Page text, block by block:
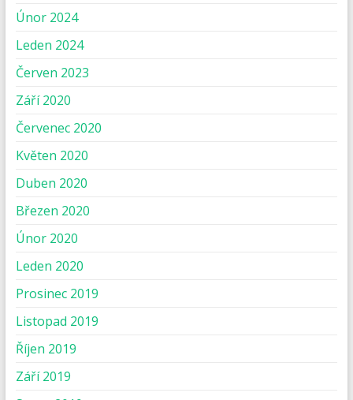
Únor 2024
Leden 2024
Červen 2023
Září 2020
Červenec 2020
Květen 2020
Duben 2020
Březen 2020
Únor 2020
Leden 2020
Prosinec 2019
Listopad 2019
Říjen 2019
Září 2019